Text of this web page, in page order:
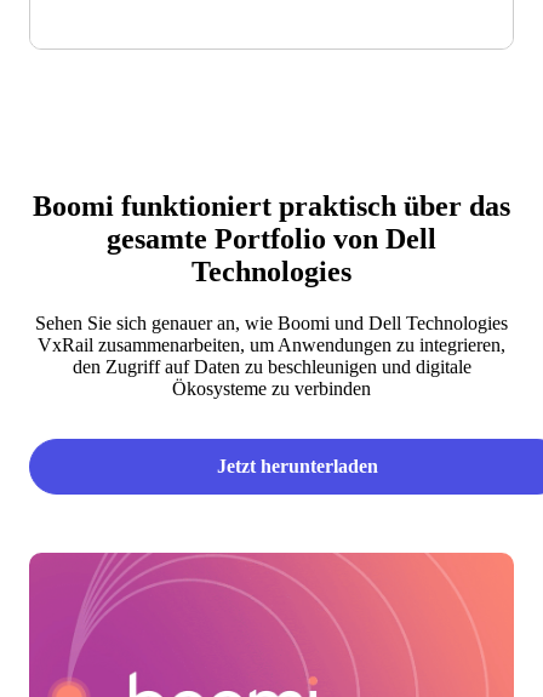
Boomi funktioniert praktisch über das
gesamte Portfolio von Dell
Technologies
Sehen Sie sich genauer an, wie Boomi und Dell Technologies
VxRail zusammenarbeiten, um Anwendungen zu integrieren,
den Zugriff auf Daten zu beschleunigen und digitale
Ökosysteme zu verbinden
Jetzt herunterladen